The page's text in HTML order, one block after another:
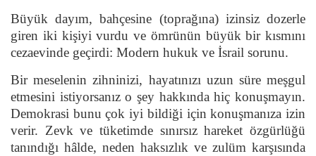
Büyük dayım, bahçesine (toprağına) izinsiz dozerle
giren iki kişiyi vurdu ve ömrünün büyük bir kısmını
cezaevinde geçirdi: Modern hukuk ve İsrail sorunu.
Bir meselenin zihninizi, hayatınızı uzun süre meşgul
etmesini istiyorsanız o şey hakkında hiç konuşmayın.
Demokrasi bunu çok iyi bildiği için konuşmanıza izin
verir. Zevk ve tüketimde sınırsız hareket özgürlüğü
tanındığı hâlde, neden haksızlık ve zulüm karşısında